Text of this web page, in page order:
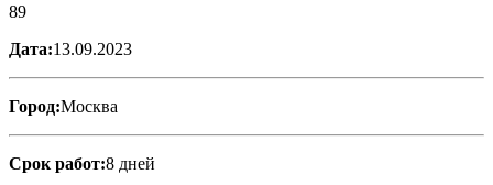
89
Дата:13.09.2023
Город:Москва
Срок работ:8 дней